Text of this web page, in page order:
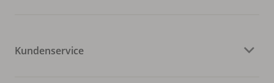
Kundenservice